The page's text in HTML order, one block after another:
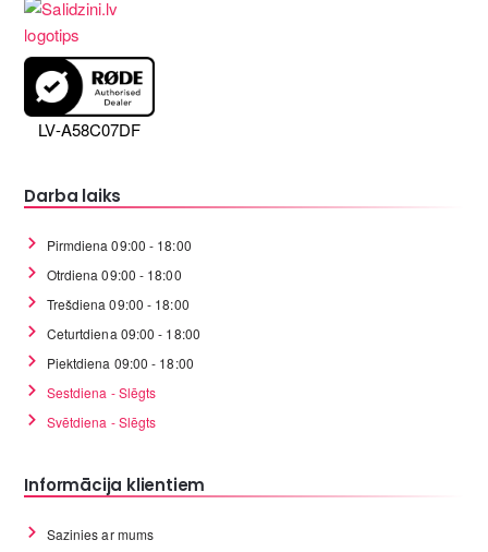
LV-A58C07DF
Darba laiks
Pirmdiena 09:00 - 18:00
Otrdiena 09:00 - 18:00
Trešdiena 09:00 - 18:00
Ceturtdiena 09:00 - 18:00
Piektdiena 09:00 - 18:00
Sestdiena - Slēgts
Svētdiena - Slēgts
Informācija klientiem
Sazinies ar mums